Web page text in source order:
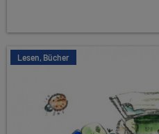
Lesen, Bücher